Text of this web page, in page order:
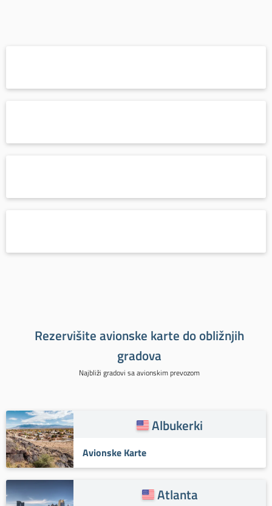
Rezervišite avionske karte do obližnjih
gradova
Najbliži gradovi sa avionskim prevozom
Albukerki
Avionske Karte
Atlanta